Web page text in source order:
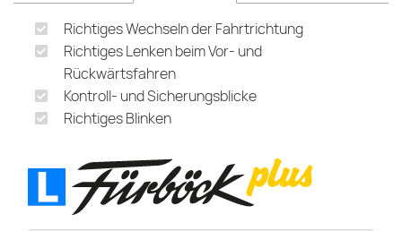
Richtiges Wechseln der Fahrtrichtung
Richtiges Lenken beim Vor- und
Rückwärtsfahren
Kontroll- und Sicherungsblicke
Richtiges Blinken